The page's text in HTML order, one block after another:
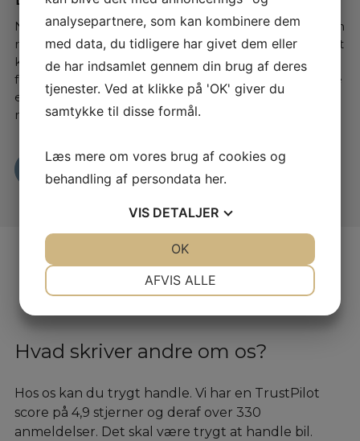
Når du køber el- eller hybridbil, er det vigtigt med den
rette ladeløsning. Der findes mange udbydere, og det
kan være en jungle at finde rundt i – især som
førstegangskøber. Derfor hjælper vi dig med at vælge
en løsning, der passer til dine behov. Vi samarbejder
med tre pålidelige udbydere: Clever, OK og LOOAD.
Hvad skriver andre om os?
Hos os kan du trygt handle. Vi har en TrustPilot
score på 4,9 stjerner og deraf over 330
anmeldelser. Det skal være trygt at handle bil.
analysepartnere, som kan kombinere dem
med data, du tidligere har givet dem eller
de har indsamlet gennem din brug af deres
tjenester. Ved at klikke på 'OK' giver du
samtykke til disse formål.
Læs mere om vores brug af cookies og
behandling af persondata her.
VIS DETALJER
AFVIS ALLE
OK